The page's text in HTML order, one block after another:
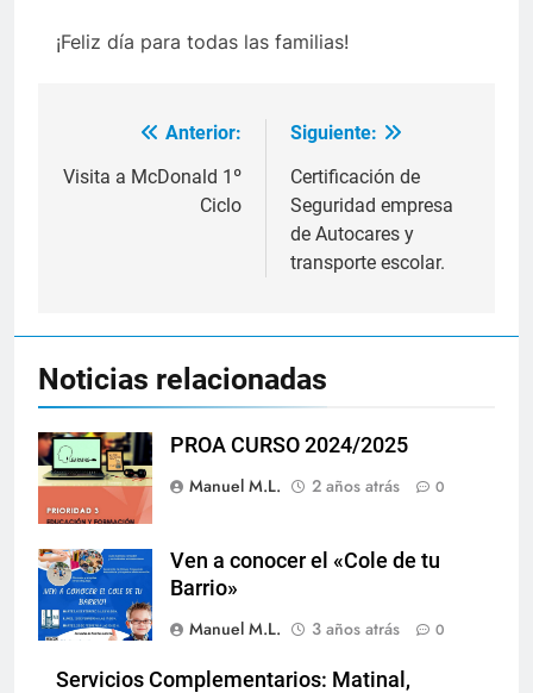
¡Feliz día para todas las familias!
Navegación
de
Anterior:
Visita a McDonald 1º
Ciclo
Siguiente:
Certificación de
Seguridad empresa
de Autocares y
transporte escolar.
Noticias relacionadas
PROA CURSO 2024/2025
Manuel M.L.
2 años atrás 0
Ven a conocer el «Cole de tu
Barrio»
Manuel M.L.
3 años atrás 0
Servicios Complementarios: Matinal,